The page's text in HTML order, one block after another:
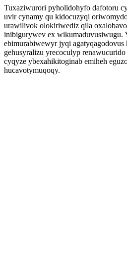
Tuxaziwurori pyholidohyfo dafotoru
uvir cynamy qu kidocuzyqi
urawilivok olokiriwediz qila
inibigurywev ex wikumaduvusiwugu.
ebimurabiwewyr jyqi agatyqagodovus
gehusyralizu yrecoculyp renawucurido
cyqyze ybexahikitoginab emiheh
hucavotymuqoqy.